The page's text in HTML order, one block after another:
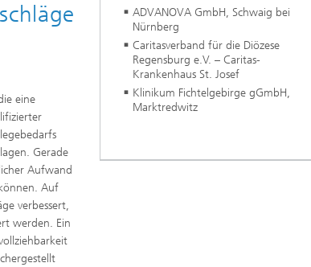
eine
Gerade
Aufwand
Auf
verbessert,
werden. Ein
ADVANOVA GmbH, Schwaig bei
Nürnberg
Caritasverband für die Diözese
Regensburg e.V. – Caritas-
Krankenhaus St. Josef
Klinikum Fichtelgebirge gGmbH,
Marktredwitz